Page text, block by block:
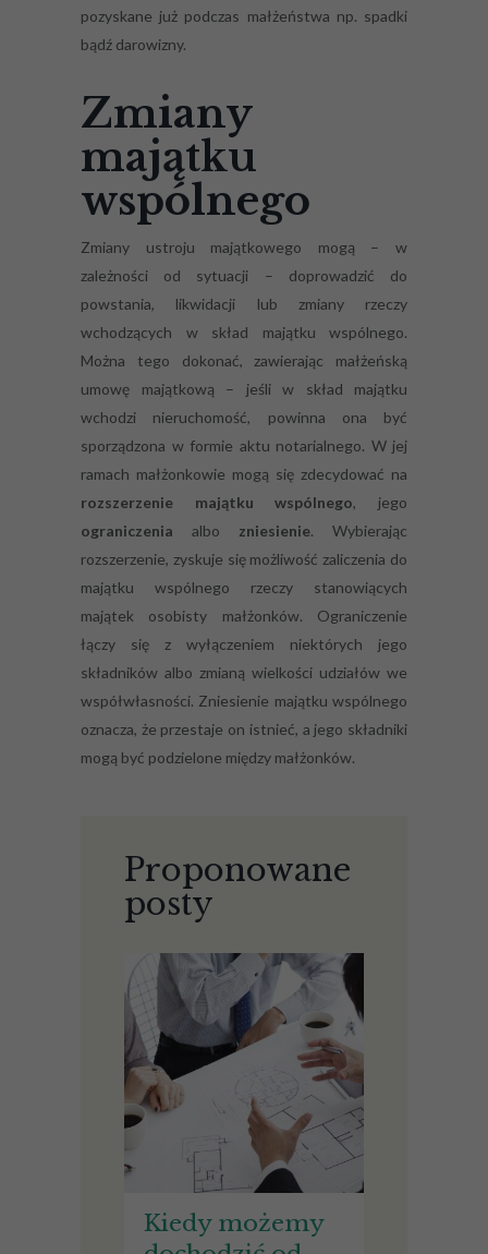
pozyskane już podczas małżeństwa np. spadki
bądź darowizny.
Zmiany
majątku
wspólnego
Zmiany ustroju majątkowego mogą – w
zależności od sytuacji – doprowadzić do
powstania, likwidacji lub zmiany rzeczy
wchodzących w skład majątku wspólnego.
Można tego dokonać, zawierając małżeńską
umowę majątkową – jeśli w skład majątku
wchodzi nieruchomość, powinna ona być
sporządzona w formie aktu notarialnego. W jej
ramach małżonkowie mogą się zdecydować na
rozszerzenie majątku wspólnego, jego
ograniczenia albo zniesienie. Wybierając
rozszerzenie, zyskuje się możliwość zaliczenia do
majątku wspólnego rzeczy stanowiących
majątek osobisty małżonków. Ograniczenie
łączy się z wyłączeniem niektórych jego
składników albo zmianą wielkości udziałów we
współwłasności. Zniesienie majątku wspólnego
oznacza, że przestaje on istnieć, a jego składniki
mogą być podzielone między małżonków.
Proponowane
posty
Kiedy możemy